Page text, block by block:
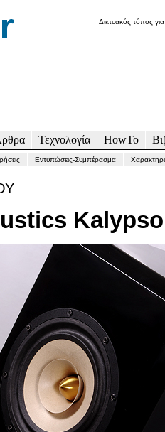
Δικτυακός τόπος
Τεχνολογία HowTo
Εντυπώσεις-Συμπέρασμα